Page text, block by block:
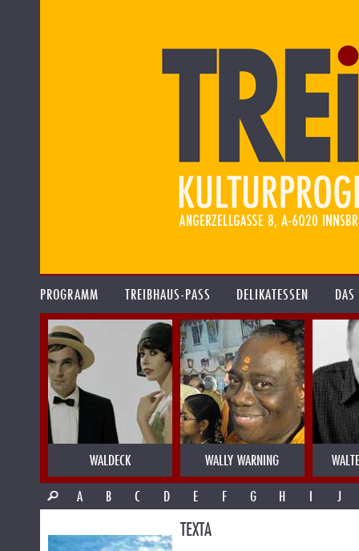
PROGRAMM TREIBHAUS-PASS DELIKATESSEN
WALDECK WALLY WARNING
A
B C D E F G H I J
TEXTA